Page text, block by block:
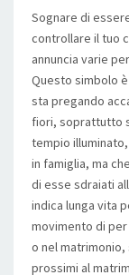
Sognare di
controllare il tuo
annuncia varie
Questo simbolo
sta pregando
fiori, soprattutto
tempio
in famiglia, ma
di esse sdraiati
indica lunga vita
movimento di
o nel matrimonio,
prossimi al